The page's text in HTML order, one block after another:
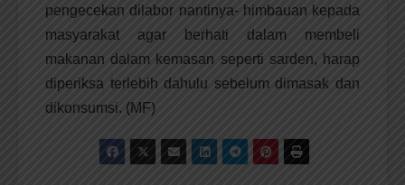
pengecekan dilabor nantinya- himbauan kepada
masyarakat agar berhati dalam membeli
makanan dalam kemasan seperti sarden, harap
diperiksa terlebih dahulu sebelum dimasak dan
dikonsumsi. (MF)